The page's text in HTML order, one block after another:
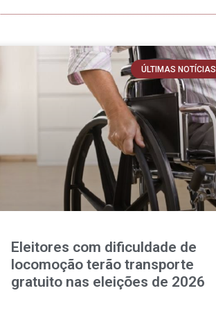
ÚLTIMAS NOTÍCIAS
Eleitores com dificuldade de
locomoção terão transporte
gratuito nas eleições de 2026